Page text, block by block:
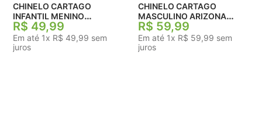
CHINELO CARTAGO
INFANTIL MENINO
PALERMO
R$ 49,99
Em até 1x R$ 49,99 sem
juros
CHINELO CARTAGO
MASCULINO ARIZONA
GASPEA
R$ 59,99
Em até 1x R$ 59,99 sem
juros